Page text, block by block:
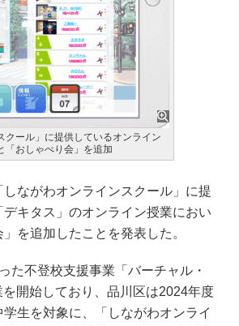
ール」に提供しているオンライン
「おしゃべり会」を追加
ながわオンラインスクール」に提
キタス」のオンライン授業におい
を追加したことを発表した。
た不登校支援事業「バーチャル・
開始しており、品川区は2024年度
生を対象に、「しながわオンライ